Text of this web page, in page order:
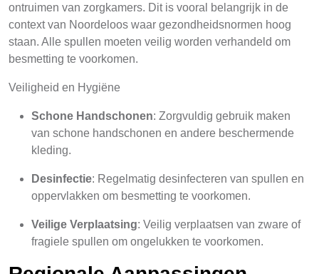
ontruimen van zorgkamers. Dit is vooral belangrijk in de
context van Noordeloos waar gezondheidsnormen hoog
staan. Alle spullen moeten veilig worden verhandeld om
besmetting te voorkomen.
Veiligheid en Hygiëne
Schone Handschonen: Zorgvuldig gebruik maken
van schone handschonen en andere beschermende
kleding.
Desinfectie: Regelmatig desinfecteren van spullen en
oppervlakken om besmetting te voorkomen.
Veilige Verplaatsing: Veilig verplaatsen van zware of
fragiele spullen om ongelukken te voorkomen.